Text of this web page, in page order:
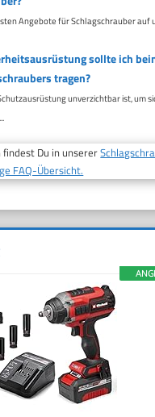
Angebote für Schlagschrauber auf
sollte ich
tragen?
unverzichtbar ist, um
Du in unserer
FAQ-Übersicht.